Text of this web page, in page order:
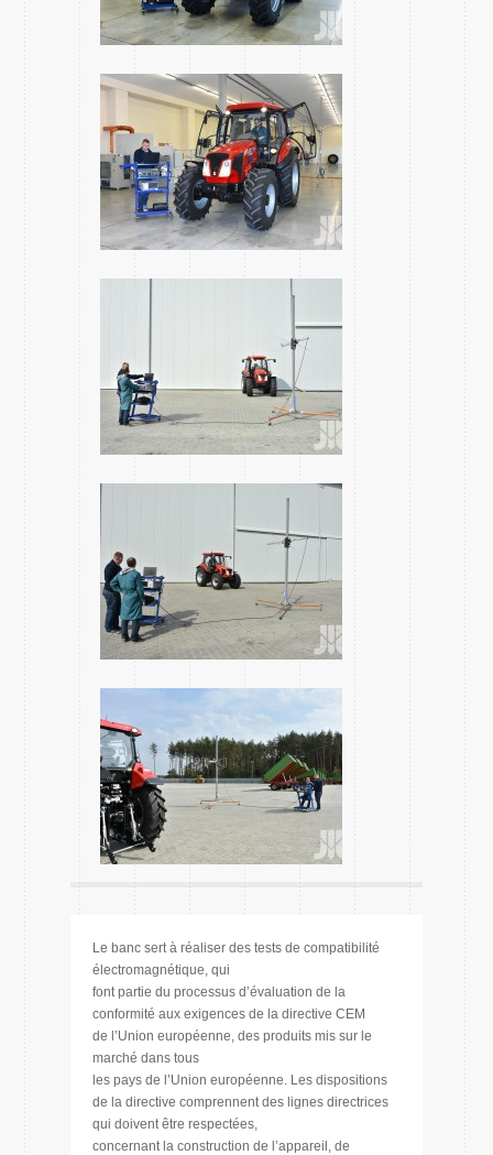
Le banc sert à réaliser des tests de compatibilité
électromagnétique, qui
font partie du processus d’évaluation de la
conformité aux exigences de la directive CEM
de l’Union européenne, des produits mis sur le
marché dans tous
les pays de l’Union européenne. Les dispositions
de la directive comprennent des lignes directrices
qui doivent être respectées,
concernant la construction de l’appareil, de